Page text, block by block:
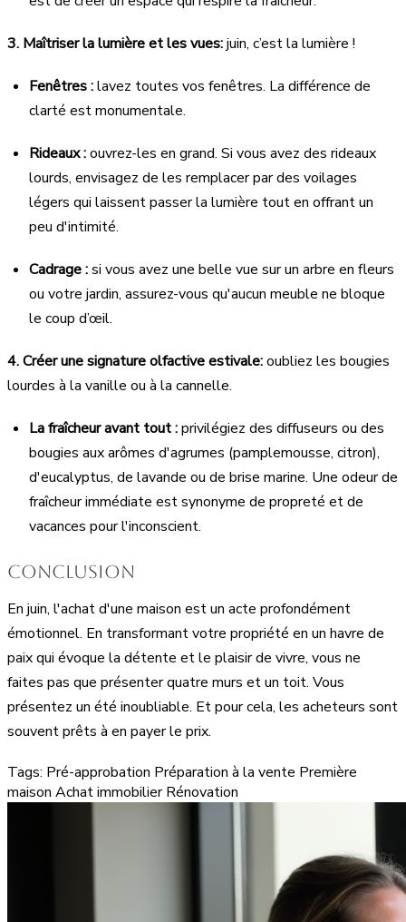
3. Maîtriser la lumière et les vues:juin, c’est la lumière !
Fenêtres :lavez toutes vos fenêtres. La différence de
clarté est monumentale.
Rideaux :ouvrez-les en grand. Si vous avez des rideaux
lourds, envisagez de les remplacer par des voilages
légers qui laissent passer la lumière tout en offrant un
peu d'intimité.
Cadrage :si vous avez une belle vue sur un arbre en fleurs
ou votre jardin, assurez-vous qu'aucun meuble ne bloque
le coup d’œil.
4. Créer une signature olfactive estivale:oubliez les bougies
lourdes à la vanille ou à la cannelle.
La fraîcheur avant tout :privilégiez des diffuseurs ou des
bougies aux arômes d'agrumes (pamplemousse, citron),
d'eucalyptus, de lavande ou de brise marine. Une odeur de
fraîcheur immédiate est synonyme de propreté et de
vacances pour l'inconscient.
Conclusion
En juin, l'achat d'une maison est un acte profondément
émotionnel. En transformant votre propriété en un havre de
paix qui évoque la détente et le plaisir de vivre, vous ne
faites pas que présenter quatre murs et un toit. Vous
présentez un été inoubliable. Et pour cela, les acheteurs sont
souvent prêts à en payer le prix.
Tags: Pré-approbation Préparation à la vente Première
maison Achat immobilier Rénovation